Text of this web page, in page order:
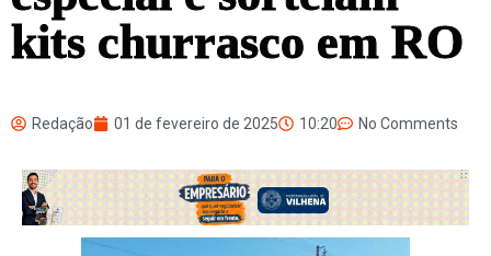
kits churrasco em RO
Redação 01 de fevereiro de 2025 10:20 No Comments